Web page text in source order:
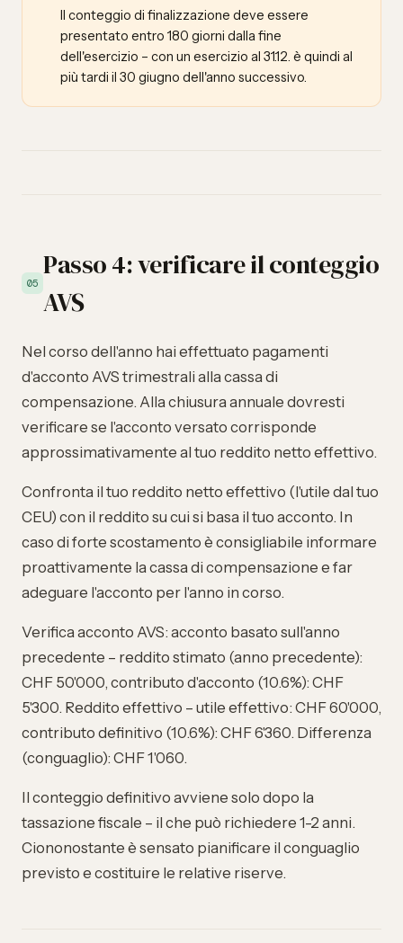
Il conteggio di finalizzazione deve essere
presentato entro 180 giorni dalla fine
dell'esercizio – con un esercizio al 31.12. è quindi al
più tardi il 30 giugno dell'anno successivo.
05
Passo 4: verificare il conteggio
AVS
Nel corso dell'anno hai effettuato pagamenti
d'acconto AVS trimestrali alla cassa di
compensazione. Alla chiusura annuale dovresti
verificare se l'acconto versato corrisponde
approssimativamente al tuo reddito netto effettivo.
Confronta il tuo reddito netto effettivo (l'utile dal tuo
CEU) con il reddito su cui si basa il tuo acconto. In
caso di forte scostamento è consigliabile informare
proattivamente la cassa di compensazione e far
adeguare l'acconto per l'anno in corso.
Verifica acconto AVS: acconto basato sull'anno
precedente – reddito stimato (anno precedente):
CHF 50'000, contributo d'acconto (10.6%): CHF
5'300. Reddito effettivo – utile effettivo: CHF 60'000,
contributo definitivo (10.6%): CHF 6'360. Differenza
(conguaglio): CHF 1'060.
Il conteggio definitivo avviene solo dopo la
tassazione fiscale – il che può richiedere 1-2 anni.
Ciononostante è sensato pianificare il conguaglio
previsto e costituire le relative riserve.